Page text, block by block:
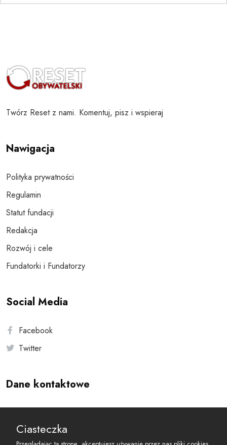
Twórz Reset z nami. Komentuj, pisz i wspieraj
Nawigacja
Polityka prywatności
Regulamin
Statut fundacji
Redakcja
Rozwój i cele
Fundatorki i Fundatorzy
Social Media
Facebook
Twitter
Dane kontaktowe
reset@resetobywatelski.pl
Ciasteczka